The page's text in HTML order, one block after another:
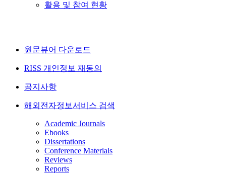
활용 및 참여 현황
원문뷰어 다운로드
RISS 개인정보 재동의
공지사항
해외전자정보서비스 검색
Academic Journals
Ebooks
Dissertations
Conference Materials
Reviews
Reports